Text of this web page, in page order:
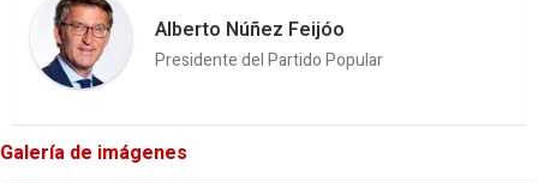
Alberto Núñez Feijóo
Presidente del Partido Popular
Galería de imágenes